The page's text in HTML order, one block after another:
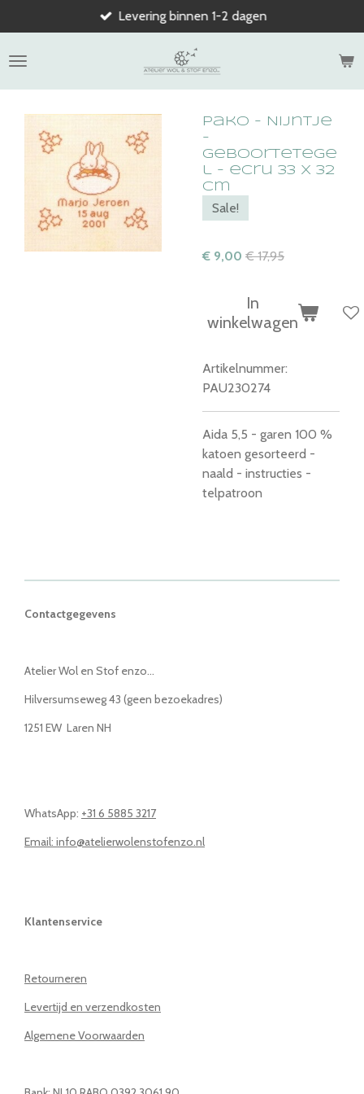
direct
naar
Levering binnen 1-2 dagen
Pako - Nijntje
-
Geboortetege
l - ecru 33 x 32
cm
Sale!
€ 9,00 € 17,95
In
winkelwagen
Artikelnummer:
PAU230274
Aida 5,5 - garen 100 %
katoen gesorteerd -
naald - instructies -
telpatroon
Contactgegevens
Atelier Wol en Stof enzo...
Hilversumseweg 43 (geen bezoekadres)
1251 EW Laren NH
WhatsApp: +31 6 5885 3217
Email: info@atelierwolenstofenzo.nl
Klantenservice
Retourneren
Levertijd en verzendkosten
Algemene Voorwaarden